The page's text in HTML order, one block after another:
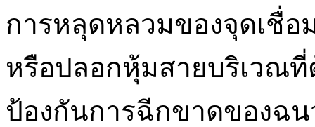
การหลุดหลวมของจุดเชื่อ
หรือปลอกหุ้มสายบริเวณที่
ป้องกันการฉีกขาดของฉ